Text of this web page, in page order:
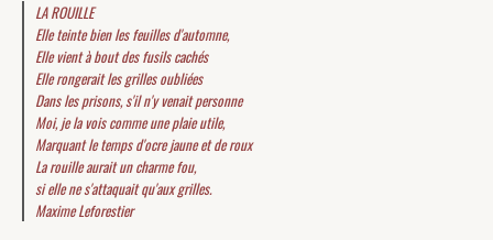
LA ROUILLE
Elle teinte bien les feuilles d'automne,
Elle vient à bout des fusils cachés
Elle rongerait les grilles oubliées
Dans les prisons, s'il n'y venait personne
Moi, je la vois comme une plaie utile,
Marquant le temps d'ocre jaune et de roux
La rouille aurait un charme fou,
si elle ne s'attaquait qu'aux grilles.
Maxime Leforestier